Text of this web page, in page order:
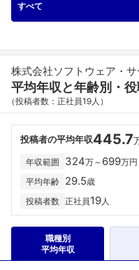
すべて
株式会社ソフトウェア・
平均年収と年齢別・
（投稿者数：正社員19人）
投稿者の平均年収445.7
年収範囲 324万～ 699万円
平均年齢 29.5歳
投稿者数 正社員19人
職種別
平均年収